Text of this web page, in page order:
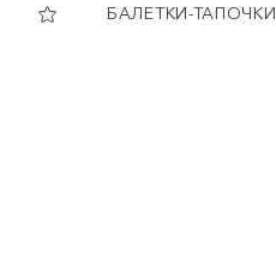
БАЛЕТКИ-ТАПОЧКИ